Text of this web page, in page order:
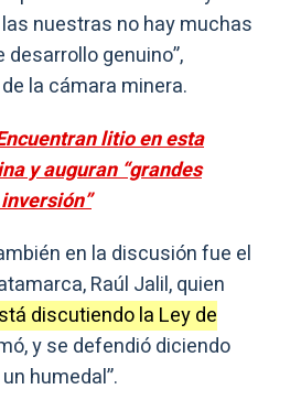
nuestras no hay muchas
genuino”,
la cámara minera.
litio en esta
y auguran “grandes
en la discusión fue el
Raúl Jalil, quien
discutiendo la Ley de
y se defendió diciendo
humedal”.